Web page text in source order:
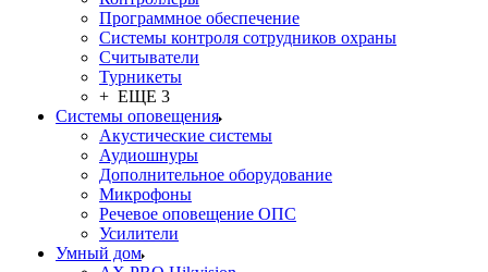
Программное обеспечение
Системы контроля сотрудников охраны
Считыватели
Турникеты
+ ЕЩЕ 3
Системы оповещения
Акустические системы
Аудиошнуры
Дополнительное оборудование
Микрофоны
Речевое оповещение ОПС
Усилители
Умный дом